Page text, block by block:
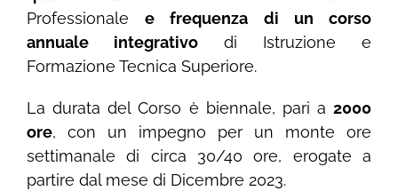
Professionalee frequenza di un corso
annuale integrativo di Istruzione e
Formazione Tecnica Superiore.
La durata del Corso è biennale, pari a 2000
ore, con un impegno per un monte ore
settimanale di circa 30/40 ore, erogate a
partire dal mese di Dicembre 2023.